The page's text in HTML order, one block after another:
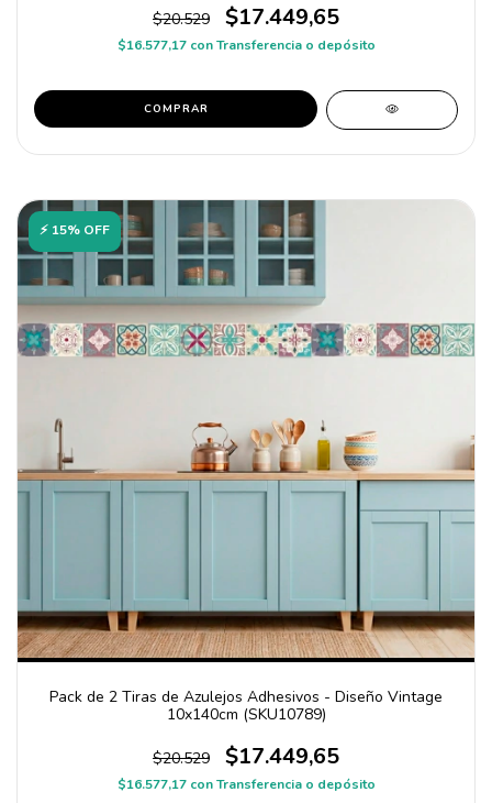
$20.529 $17.449,65
$16.577,17 con Transferencia o depósito
COMPRAR
⚡ 15% OFF
Pack de 2 Tiras de Azulejos Adhesivos - Diseño Vintage
10x140cm (SKU10789)
$20.529 $17.449,65
$16.577,17 con Transferencia o depósito